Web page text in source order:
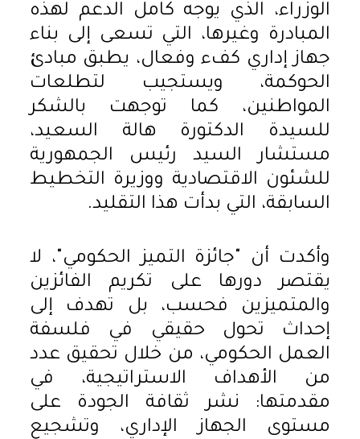
الوزراء، الذي يوجه كامل الدعم لهذه
المبادرة وغيرها، التي تسعى إلى بناء
جهاز إداري كفء وفعال، يطبق مبادئ
الحوكمة، ويستجيب لتطلعات
المواطنين، كما توجهت بالشكر
للسيدة الدكتورة هالة السعيد،
مستشار السيد رئيس الجمهورية
للشئون الاقتصادية ووزيرة التخطيط
السابقة، التي بدأت هذا التقليد.
وأكدت أن "جائزة التميز الحكومي"، لا
يقتصر دورها على تكريم الفائزين
والمتميزين فحسب، بل تهدف إلى
إحداث تحول حقيقي في فلسفة
العمل الحكومي، من خلال تحقيق عدد
من الأهداف الاستراتيجية، في
مقدمتها: نشر ثقافة الجودة على
مستوى الجهاز الإداري، وتشجيع